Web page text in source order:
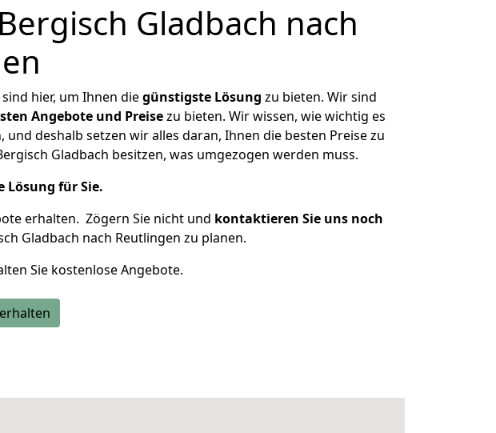
Gladbach nach
hier, um Ihnen diegünstigste Lösung zu bieten. Wir sind
Angebote und Preisezu bieten. Wir wissen, wie wichtig es
deshalb setzen wir alles daran, Ihnen die besten Preise zu
Gladbach besitzen, was umgezogen werden muss.
Lösung für Sie.
erhalten. Zögern Sie nicht und kontaktieren Sie uns noch
Gladbach nach Reutlingen zu planen.
Sie kostenlose Angebote.